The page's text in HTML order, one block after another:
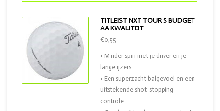
TITLEIST NXT TOUR S BUDGET
AA KWALITEIT
€0,55
• Minder spin met je driver en je
lange ijzers
• Een superzacht balgevoel en een
uitstekende shot-stopping
controle